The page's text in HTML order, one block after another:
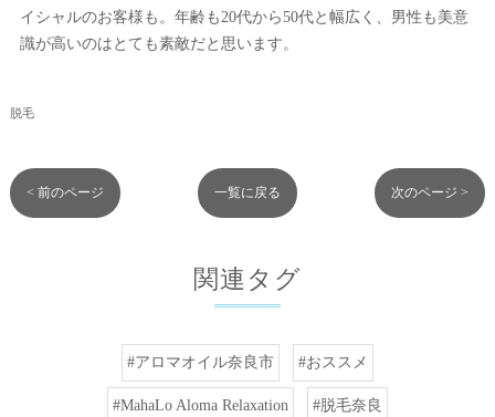
イシャルのお客様も。年齢も20代から50代と幅広く、男性も美意
識が高いのはとても素敵だと思います。
脱毛
< 前のページ 一覧に戻る 次のページ >
関連タグ
#アロマオイル奈良市 #おススメ
#MahaLo Aloma Relaxation #脱毛奈良